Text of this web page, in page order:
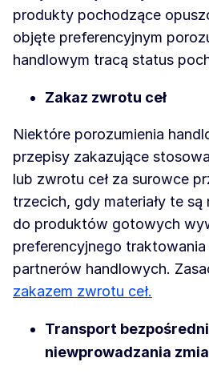
produkty pochodzące
objęte preferencyjnym
handlowym tracą status
Zakaz zwrotu ceł
Niektóre porozumienia
przepisy zakazujące
lub zwrotu ceł za surowce
trzecich, gdy materiały te są
do produktów gotowych
preferencyjnego
partnerów handlowych.
zakazem zwrotu ceł.
Transport
niewprowadzania